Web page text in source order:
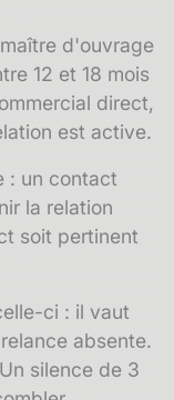
d'ouvrage
12 et 18 mois
direct,
est active.
: un contact
la relation
soit pertinent
ci : il vaut
absente.
silence de 3